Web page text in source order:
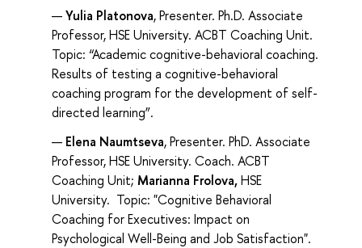
Yulia Platonova, Presenter. Ph.D. Associate
Professor, HSE University. ACBT Coaching Unit.
Topic: “Academic cognitive-behavioral coaching.
Results of testing a cognitive-behavioral
coaching program for the development of self-
directed learning”.
Elena Naumtseva, Presenter. PhD. Associate
Professor, HSE University. Coach. ACBT
Coaching Unit;Marianna Frolova,HSE
University. Topic: "Cognitive Behavioral
Coaching for Executives: Impact on
Psychological Well-Being and Job Satisfaction".